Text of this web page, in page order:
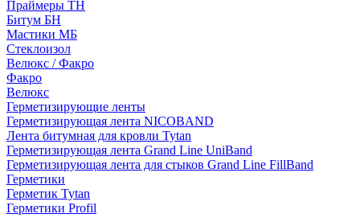
Праймеры ТН
Битум БН
Мастики МБ
Стеклоизол
Велюкс / Факро
Факро
Велюкс
Герметизирующие ленты
Герметизирующая лента NICOBAND
Лента битумная для кровли Tytan
Герметизирующая лента Grand Line UniBand
Герметизирующая лента для стыков Grand Line FillBand
Герметики
Герметик Tytan
Герметики Profil